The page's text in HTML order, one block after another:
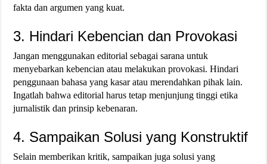
fakta dan argumen yang kuat.
3. Hindari Kebencian dan Provokasi
Jangan menggunakan editorial sebagai sarana untuk
menyebarkan kebencian atau melakukan provokasi. Hindari
penggunaan bahasa yang kasar atau merendahkan pihak lain.
Ingatlah bahwa editorial harus tetap menjunjung tinggi etika
jurnalistik dan prinsip kebenaran.
4. Sampaikan Solusi yang Konstruktif
Selain memberikan kritik, sampaikan juga solusi yang